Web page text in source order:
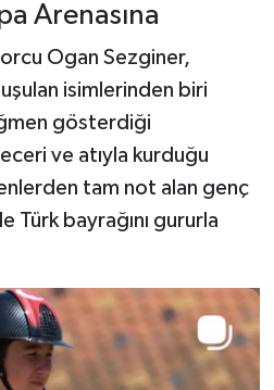
Arenasına
Ogan Sezginer,
isimlerinden biri
gösterdiği
ve atıyla kurduğu
tam not alan genç
bayrağını gururla